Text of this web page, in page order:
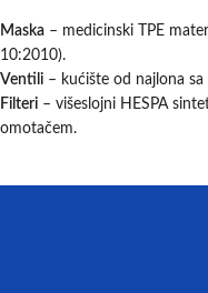
Maska – medicinski TPE
10:2010).
Ventili – kućište od najlona
Filteri – višeslojni HESPA
omotačem.